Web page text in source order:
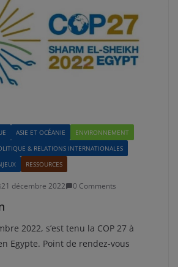
ASIE ET OCÉANIE
ENVIRONNEMENT
& RELATIONS INTERNATIONALES
RESSOURCES
21 décembre 2022 0 Comments
2022, s’est tenu la COP 27 à
Egypte. Point de rendez-vous